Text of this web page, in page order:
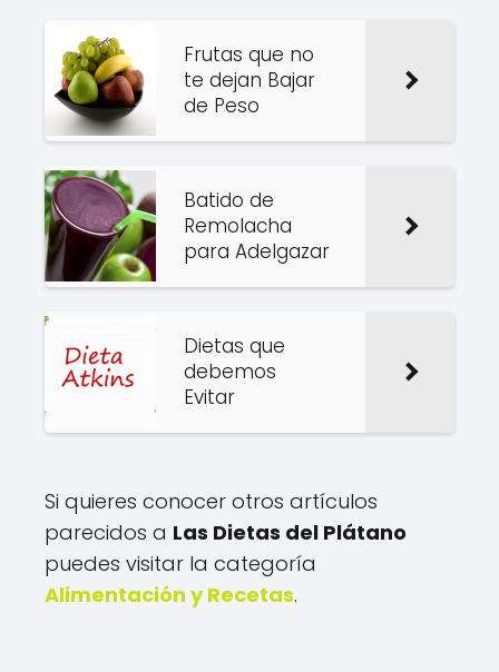
Frutas que no
te dejan Bajar
de Peso
Batido de
Remolacha
para Adelgazar
Dietas que
debemos
Evitar
Si quieres conocer otros artículos
parecidos a Las Dietas del Plátano
puedes visitar la categoría
Alimentación y Recetas.